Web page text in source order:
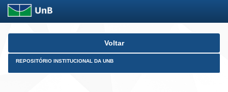
Skip
Voltar
REPOSITÓRIO INSTITUCIONAL DA UNB